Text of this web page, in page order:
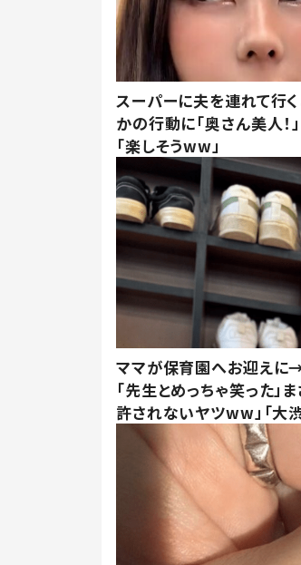
スーパーに夫を連れて行
かの行動に「奥さん美人！
「楽しそうww」
ママが保育園へお迎え
「先生とめっちゃ笑った」
許されないヤツww」「大